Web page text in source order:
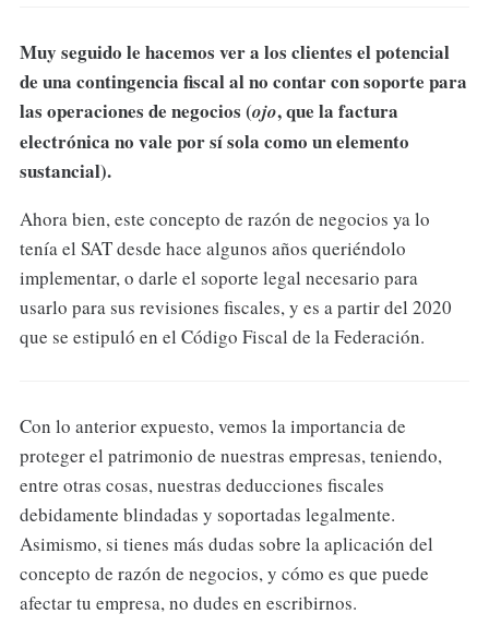
Muy seguido le hacemos ver a los clientes el potencial
de una contingencia fiscal al no contar con soporte para
las operaciones de negocios (ojo, que la factura
electrónica no vale por sí sola como un elemento
sustancial).
Ahora bien, este concepto de razón de negocios ya lo
tenía el SAT desde hace algunos años queriéndolo
implementar, o darle el soporte legal necesario para
usarlo para sus revisiones fiscales, y es a partir del 2020
que se estipuló en el Código Fiscal de la Federación.
Con lo anterior expuesto, vemos la importancia de
proteger el patrimonio de nuestras empresas, teniendo,
entre otras cosas, nuestras deducciones fiscales
debidamente blindadas y soportadas legalmente.
Asimismo, si tienes más dudas sobre la aplicación del
concepto de razón de negocios, y cómo es que puede
afectar tu empresa, no dudes en escribirnos.